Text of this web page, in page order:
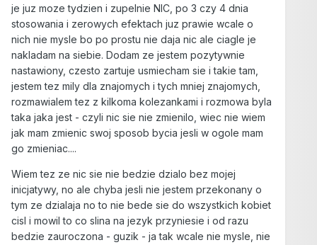
je juz moze tydzien i zupelnie NIC, po 3 czy 4 dnia
stosowania i zerowych efektach juz prawie wcale o
nich nie mysle bo po prostu nie daja nic ale ciagle je
nakladam na siebie. Dodam ze jestem pozytywnie
nastawiony, czesto zartuje usmiecham sie i takie tam,
jestem tez mily dla znajomych i tych mniej znajomych,
rozmawialem tez z kilkoma kolezankami i rozmowa byla
taka jaka jest - czyli nic sie nie zmienilo, wiec nie wiem
jak mam zmienic swoj sposob bycia jesli w ogole mam
go zmieniac....
Wiem tez ze nic sie nie bedzie dzialo bez mojej
inicjatywy, no ale chyba jesli nie jestem przekonany o
tym ze dzialaja no to nie bede sie do wszystkich kobiet
cisl i mowil to co slina na jezyk przyniesie i od razu
bedzie zauroczona - guzik - ja tak wcale nie mysle, nie